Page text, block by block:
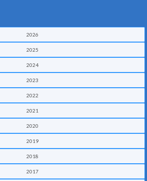
2026
2025
2024
2023
2022
2021
2020
2019
2018
2017